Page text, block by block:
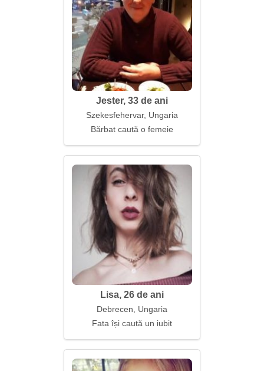
Jester, 33 de ani
Szekesfehervar, Ungaria
Bărbat caută o femeie
Lisa, 26 de ani
Debrecen, Ungaria
Fata își caută un iubit